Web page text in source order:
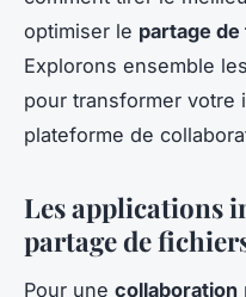
optimiser le partage
Explorons ensemble les
pour transformer votre
plateforme de
Les applications
partage de
Pour une collaboration